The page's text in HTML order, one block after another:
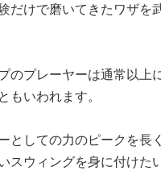
だけで磨いてきたワザ
のプレーヤーは通常以
もいわれます。
としての力のピークを
スウィングを身に付けた